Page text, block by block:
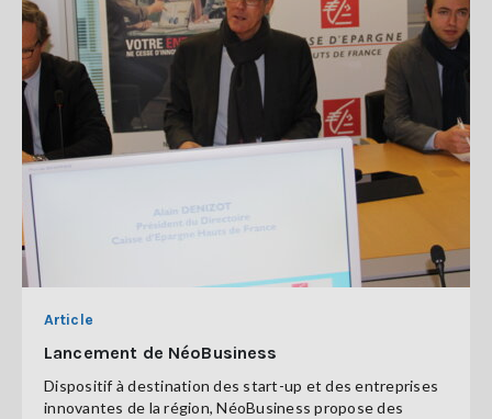
Article
Lancement de NéoBusiness
Dispositif à destination des start-up et des entreprises
innovantes de la région, NéoBusiness propose des